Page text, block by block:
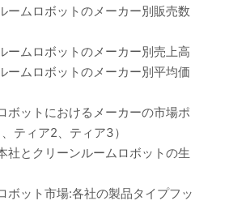
ームロボットのメーカー別販売数
ームロボットのメーカー別売上高
ームロボットのメーカー別平均価
ボットにおけるメーカーの市場ポ
ティア2、ティア3）
社とクリーンルームロボットの生
ボット市場:各社の製品タイプフッ